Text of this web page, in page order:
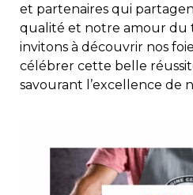
et partenaires qui
qualité et notre amour du
invitons à découvrir nos
célébrer cette belle
savourant l’excellence de